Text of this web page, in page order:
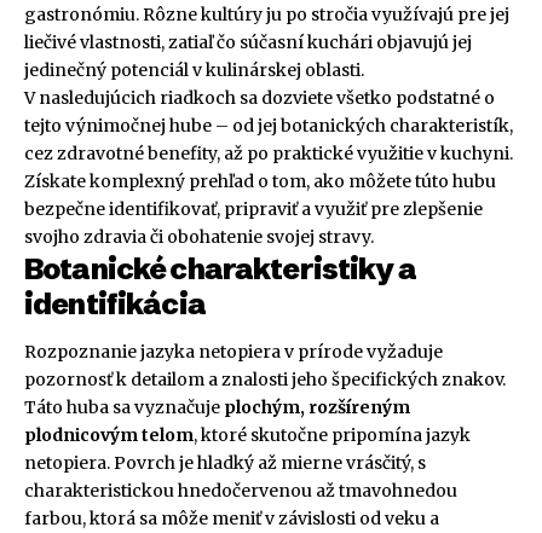
gastronómiu. Rôzne kultúry ju po stročia využívajú pre jej
liečivé vlastnosti, zatiaľ čo súčasní kuchári objavujú jej
jedinečný potenciál v kulinárskej oblasti.
V nasledujúcich riadkoch sa dozviete všetko podstatné o
tejto výnimočnej hube – od jej botanických charakteristík,
cez zdravotné benefity, až po praktické využitie v kuchyni.
Získate komplexný prehľad o tom, ako môžete túto hubu
bezpečne identifikovať, pripraviť a využiť pre zlepšenie
svojho zdravia či obohatenie svojej stravy.
Botanické charakteristiky a
identifikácia
Rozpoznanie jazyka netopiera v prírode vyžaduje
pozornosť k detailom a znalosti jeho špecifických znakov.
Táto huba sa vyznačuje plochým, rozšíreným
plodnicovým telom, ktoré skutočne pripomína jazyk
netopiera. Povrch je hladký až mierne vrásčitý, s
charakteristickou hnedočervenou až tmavohnedou
farbou, ktorá sa môže meniť v závislosti od veku a